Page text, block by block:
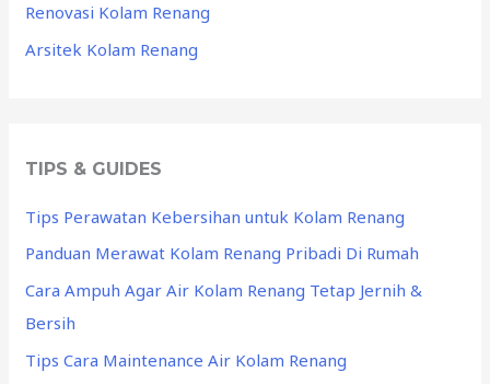
Renovasi Kolam Renang
Arsitek Kolam Renang
TIPS & GUIDES
Tips Perawatan Kebersihan untuk Kolam Renang
Panduan Merawat Kolam Renang Pribadi Di Rumah
Cara Ampuh Agar Air Kolam Renang Tetap Jernih &
Bersih
Tips Cara Maintenance Air Kolam Renang